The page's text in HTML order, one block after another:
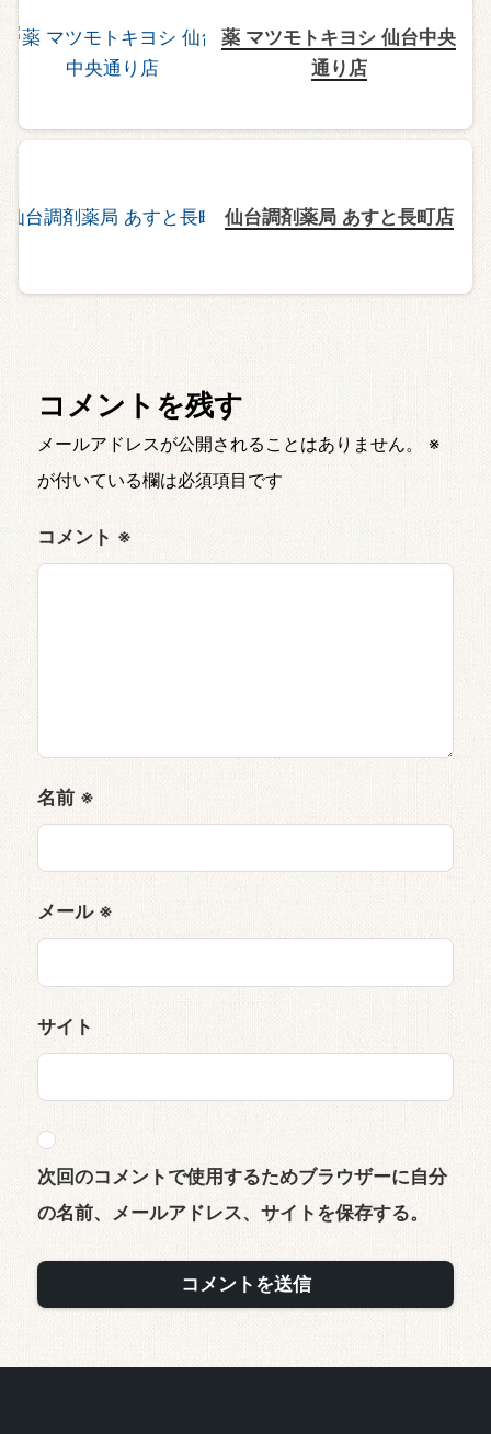
薬 マツモトキヨシ 仙台中央
通り店
仙台調剤薬局 あすと長町店
コメントを残す
メールアドレスが公開されることはありません。
※
が付いている欄は必須項目です
コメント ※
名前 ※
メール ※
サイト
次回のコメントで使用するためブラウザーに自分
の名前、メールアドレス、サイトを保存する。